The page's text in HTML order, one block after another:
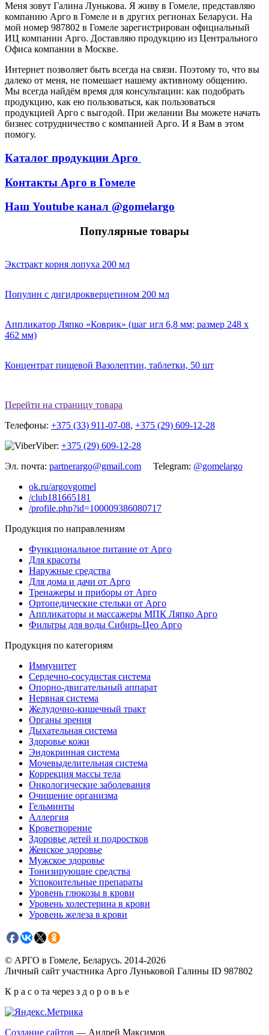
Меня зовут Галина Лунькова. Я живу в Гомеле, представляю
компанию Арго в Гомеле и в других регионах Беларуси. На
мой номер 987802 в Гомеле зарегистрирован официальный
ИЦ компании Арго. Доставляю продукцию из Центрального
Офиса компании в Москве.
Интернет позволяет быть всегда на связи. Поэтому то, что вы
далеко от меня, не помешает нашему активному общению.
Мы всегда найдём время для консультации: как подобрать
продукцию, как ею пользоваться, как пользоваться
продукцией Арго с выгодой. При желании Вы можете начать
бизнес сотрудничество с компанией Арго. И я Вам в этом
помогу.
Каталог продукции Арго
Контакты Арго в Гомеле
Наш Youtube канал @gomelargo
Популярные товары
Экстракт корня лопуха 200 мл
Популин с дигидрокверцетином 200 мл
Аппликатор Ляпко «Коврик» (шаг игл 6,8 мм; размер 248 х
462 мм)
Концентрат пищевой Вазолептин, таблетки, 50 шт
Перейти на страницу товара
Телефоны: +375 (33) 911-07-08, +375 (29) 609-12-28
Viber: +375 (29) 609-12-28
Эл. почта: partnerargo@gmail.com Telegram: @gomelargo
ok.ru/argovgomel
/club181665181
/profile.php?id=100009386080717
Продукция по направлениям
Функциональное питание от Арго
Для красоты
Наружные средства
Для дома и дачи от Арго
Тренажеры и приборы от Арго
Ортопедические стельки от Арго
Аппликаторы и массажеры МПК Ляпко Арго
Фильтры для воды Сибирь-Цео Арго
Продукция по категориям
Иммунитет
Сердечно-сосудистая система
Опорно-двигательный аппарат
Нервная система
Желудочно-кишечный тракт
Органы зрения
Дыхательная система
Здоровье кожи
Эндокринная система
Мочевыделительная система
Коррекция массы тела
Онкологические заболевания
Очищение организма
Гельминты
Аллергия
Кроветворение
Здоровье детей и подростков
Женское здоровье
Мужское здоровье
Тонизирующие средства
Успокоительные препараты
Уровень глюкозы в крови
Уровень холестерина в крови
Уровень железа в крови
© АРГО в Гомеле, Беларусь. 2014-2026
Личный сайт участника Арго Луньковой Галины ID 987802
К р а с о та через з д о р о в ь е
Создание сайтов — Андрей Максимов